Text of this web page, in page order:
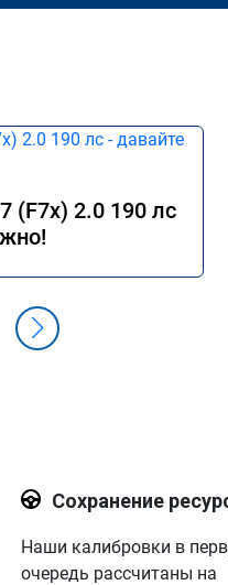
(F7x) 2.0 190 лс
Сохранение
Наши калибровки в
очередь рассчитаны на